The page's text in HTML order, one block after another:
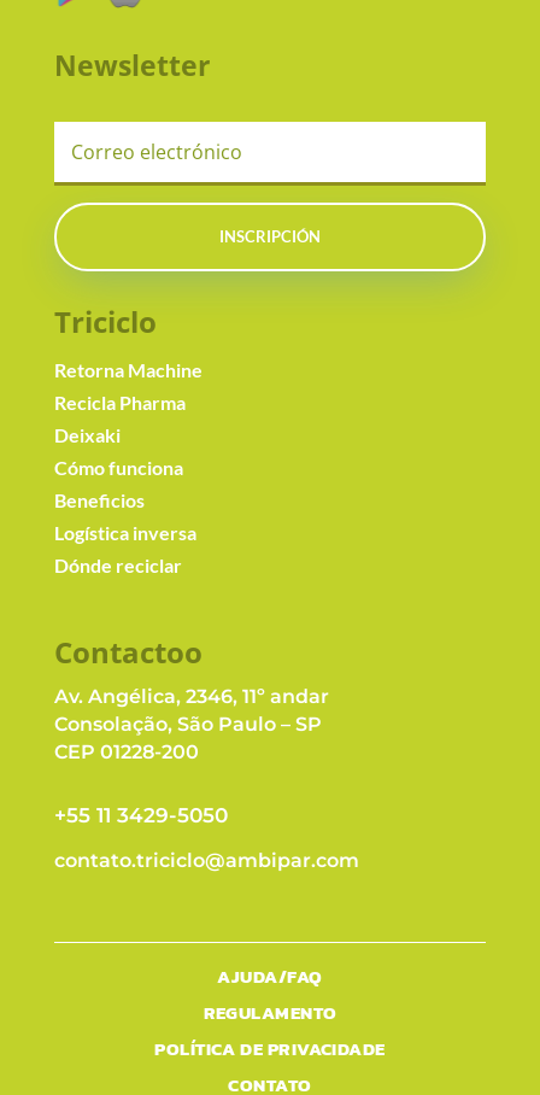
Newsletter
INSCRIPCIÓN
Triciclo
Retorna Machine
Recicla Pharma
Deixaki
Cómo funciona
Beneficios
Logística inversa
Dónde reciclar
Contactoo
Av. Angélica, 2346, 11º andar
Consolação, São Paulo – SP
CEP 01228-200
+55 11 3429-5050
contato.triciclo@ambipar.com
AJUDA/FAQ
REGULAMENTO
POLÍTICA DE PRIVACIDADE
CONTATO